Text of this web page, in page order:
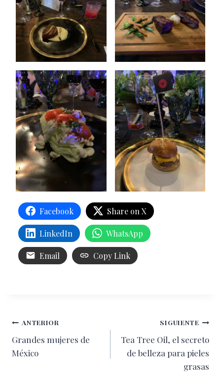
Facebook Share on X
LinkedIn WhatsApp
Email Copy Link
Navegación
de
ANTERIOR
Grandes mujeres de
México
SIGUIENTE
Tea Tree Oil, el secreto
de belleza para pieles
grasas